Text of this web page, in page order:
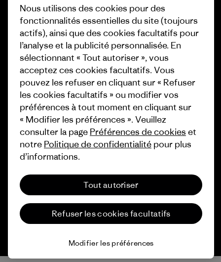
Objectifs climatiques
1% For The Planet
Comment nous finançons
Nos magasins
Presse et media
Industry program
Programme d’affiliation
Patagonia Belgique Plan du site
© 2026 Patagonia, Inc. All Rights Reserved.
français
Nous utilisons des cookies pour des
fonctionnalités essentielles du site (toujours
actifs), ainsi que des cookies facultatifs pour
l’analyse et la publicité personnalisée. En
sélectionnant « Tout autoriser », vous
acceptez ces cookies facultatifs. Vous
pouvez les refuser en cliquant sur « Refuser
les cookies facultatifs » ou modifier vos
préférences à tout moment en cliquant sur
« Modifier les préférences ». Veuillez
consulter la page Préférences de cookies et
notre Politique de confidentialité pour plus
d’informations.
Tout autoriser
Refuser les cookies facultatifs
Modifier les préférences